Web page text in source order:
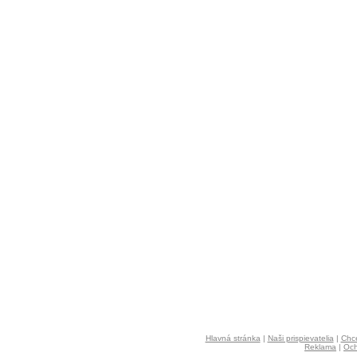
Hlavná stránka | Naši prispievatelia |
Reklama |